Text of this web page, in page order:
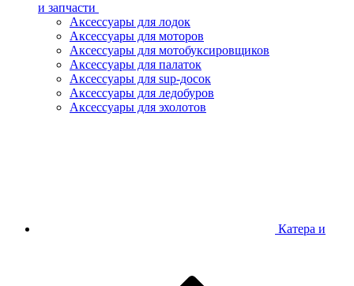
и запчасти
Аксессуары для лодок
Аксессуары для моторов
Аксессуары для мотобуксировщиков
Аксессуары для палаток
Аксессуары для sup-досок
Аксессуары для ледобуров
Аксессуары для эхолотов
Катера и